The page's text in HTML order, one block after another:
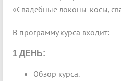
В программу курса входит:
1 ДЕНЬ:
Обзор курса.